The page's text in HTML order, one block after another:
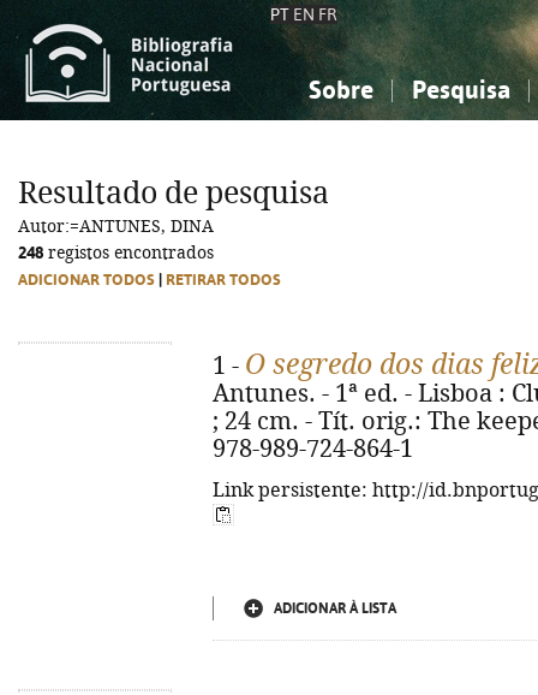
PT EN FR
Sobre Pesquisa
Ciências sociais...
Ciências sociais...
Resultado de pesquisa
Autor:=ANTUNES, DINA
248 registos encontrados
ADICIONAR TODOS RETIRAR TODOS
1 - O segredo dos dias
Antunes. - 1ª ed. - Lisboa :
; 24 cm. - Tít. orig.: The
978-989-724-864-1
Link persistente: http://
ADICIONAR À LISTA